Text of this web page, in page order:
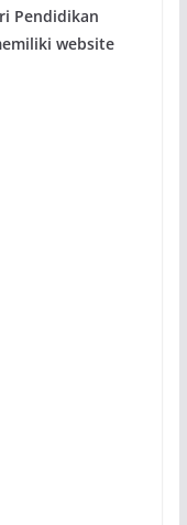
Pendidikan
website